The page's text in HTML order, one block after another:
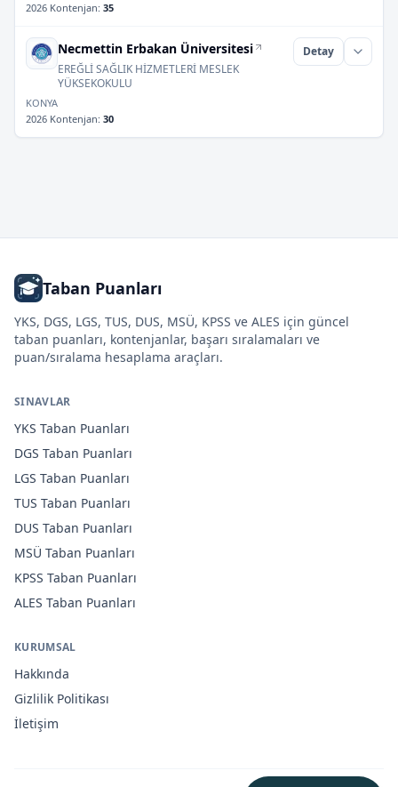
2026 Kontenjan: 35
Necmettin Erbakan Üniversitesi
EREĞLİ SAĞLIK HİZMETLERİ MESLEK
YÜKSEKOKULU
Detay
KONYA
2026 Kontenjan: 30
Taban Puanları
YKS, DGS, LGS, TUS, DUS, MSÜ, KPSS ve ALES için güncel
taban puanları, kontenjanlar, başarı sıralamaları ve
puan/sıralama hesaplama araçları.
SINAVLAR
YKS Taban Puanları
DGS Taban Puanları
LGS Taban Puanları
TUS Taban Puanları
DUS Taban Puanları
MSÜ Taban Puanları
KPSS Taban Puanları
ALES Taban Puanları
KURUMSAL
Hakkında
Gizlilik Politikası
İletişim